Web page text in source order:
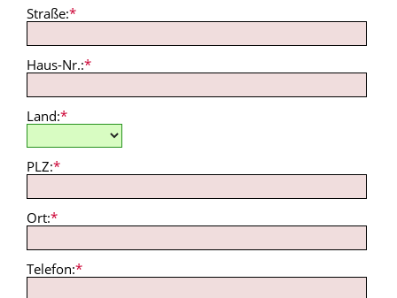
Straße:*
Haus-Nr.:*
Land:*
PLZ:*
Ort:*
Telefon:*